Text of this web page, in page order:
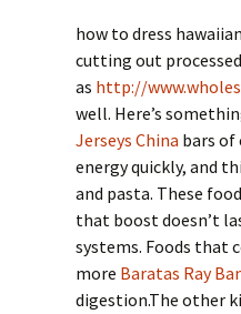
how to dress
cutting out
as http://
well. Here’s
Jerseys China bars of
energy quickly, and
and pasta. These
that boost doesn’t
systems. Foods that
more Baratas Ray
digestion.The other